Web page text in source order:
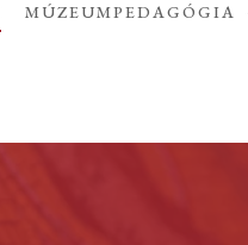
MÚZEUMPEDAGÓGIA